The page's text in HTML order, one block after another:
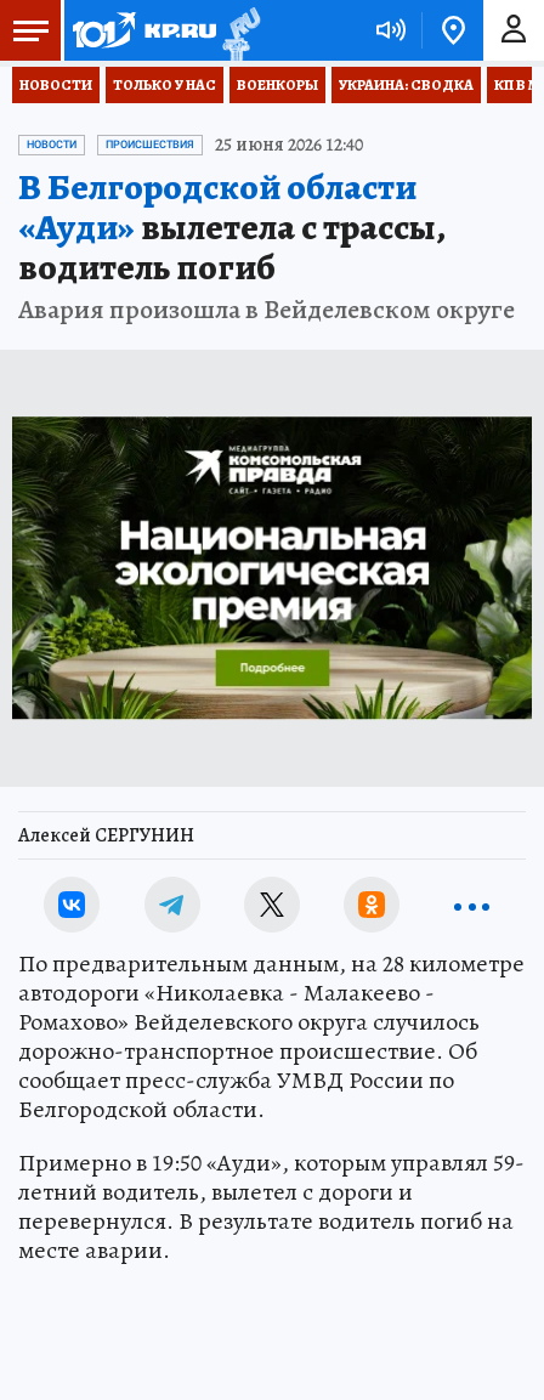
НОВОСТИ ТОЛЬКО У НАС ВОЕНКОРЫ УКРАИНА: СВОДКА КП В
НОВОСТИ ПРОИСШЕСТВИЯ 25 июня 2026 12:40
В Белгородской области
«Ауди»вылетела с трассы,
водитель погиб
Авария произошла в Вейделевском округе
Алексей СЕРГУНИН
По предварительным данным, на 28 километре
автодороги «Николаевка - Малакеево -
Ромахово» Вейделевского округа случилось
дорожно-транспортное происшествие. Об
сообщает пресс-служба УМВД России по
Белгородской области.
Примерно в 19:50 «Ауди», которым управлял 59-
летний водитель, вылетел с дороги и
перевернулся. В результате водитель погиб на
месте аварии.